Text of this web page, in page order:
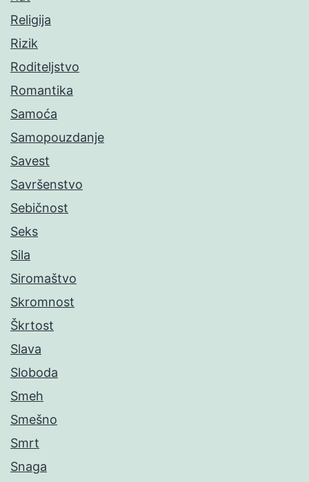
Religija
Rizik
Roditeljstvo
Romantika
Samoća
Samopouzdanje
Savest
Savršenstvo
Sebičnost
Seks
Sila
Siromaštvo
Skromnost
Škrtost
Slava
Sloboda
Smeh
Smešno
Smrt
Snaga